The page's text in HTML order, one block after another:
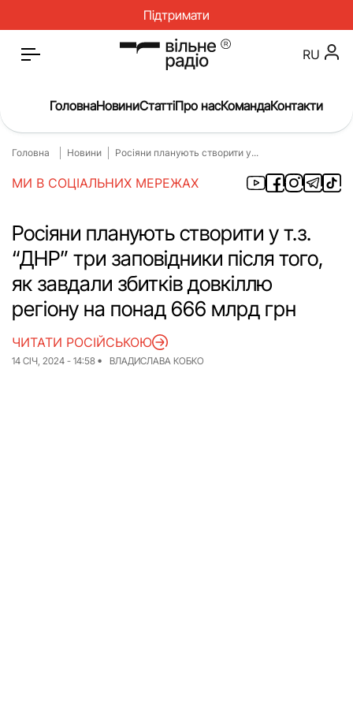
Підтримати
Головна
Новини
Окупація
Про нас
Війна
Гроші
Освіта
Інструкції
Медицина
ЖКГ
Історія
RU
ГоловнаНовиниСтаттіПро насКомандаКонтакти
Головна Новини Росіяни планують створити у...
МИ В СОЦІАЛЬНИХ МЕРЕЖАХ
Росіяни планують створити у т.з.
“ДНР” три заповідники після того,
як завдали збитків довкіллю
регіону на понад 666 млрд грн
14 СІЧ, 2024 - 14:58 ВЛАДИСЛАВА КОБКО
ЧИТАТИ РОСІЙСЬКОЮ